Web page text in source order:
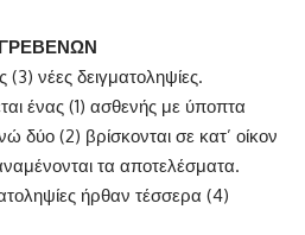
(3) νέες δειγματοληψίες.
ένας (1) ασθενής με ύποπτα
δύο (2) βρίσκονται σε κατ’ οίκον
τα αποτελέσματα.
ήρθαν τέσσερα (4)